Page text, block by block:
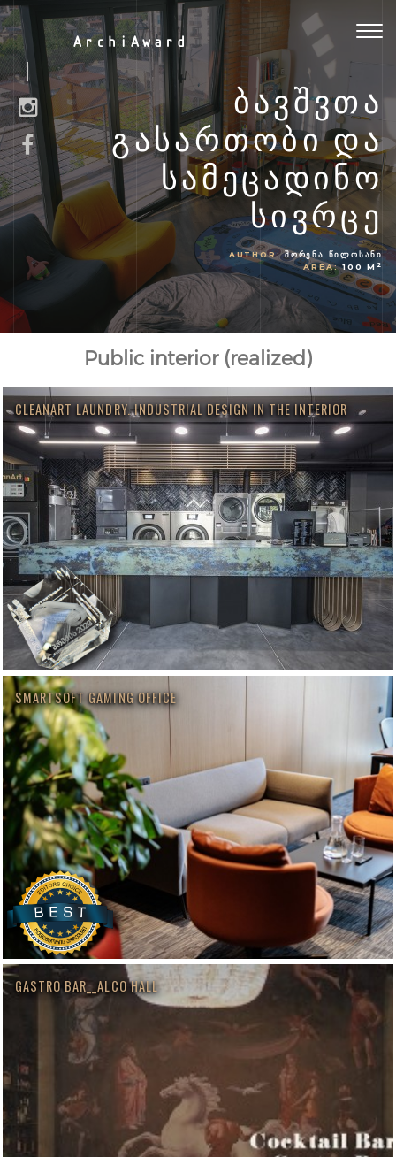
ArchiAward
ᲑᲐᲕᲨᲕᲗᲐ
ᲒᲐᲡᲐᲠᲗᲝᲑᲘ ᲓᲐ
ᲡᲐᲛᲔᲪᲐᲓᲘᲜᲝ
ᲡᲘᲕᲠᲪᲔ
AUTHOR:ᲨᲝᲠᲔᲜᲐ ᲬᲘᲚᲝᲡᲐᲜᲘ
AREA:100 M 2
Public interior (realized)
CLEANART LAUNDRY. INDUSTRIAL DESIGN IN THE INTERIOR
SMARTSOFT GAMING OFFICE
GASTRO BAR__ALCO HALL